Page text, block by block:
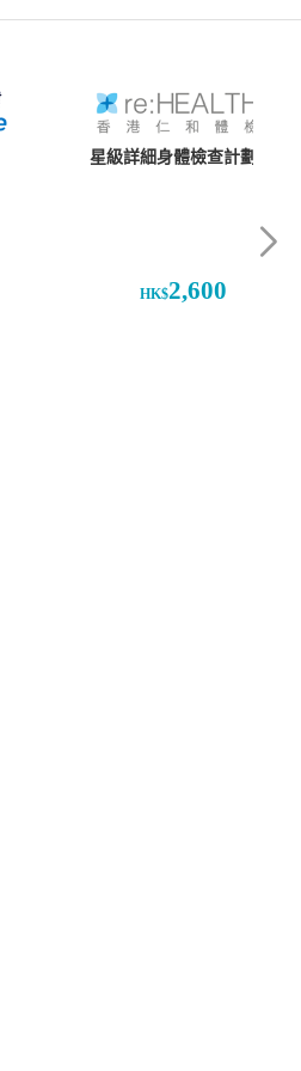
星級詳細身體檢查計劃
HK$2,600